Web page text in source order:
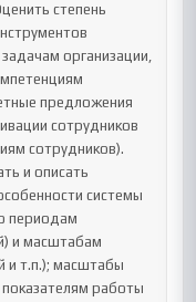
степень
организации,
предложения
сотрудников
сотрудников).
и описать
системы
периодам
и масштабам
и т.п.); масштабы
работы